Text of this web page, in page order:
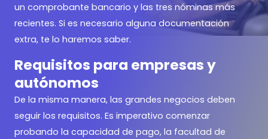
un comprobante bancario y las tres nóminas más
recientes. Si es necesario alguna documentación
extra, te lo haremos saber.
Requisitos para empresas y
autónomos
De la misma manera, las grandes negocios deben
seguir los requisitos. Es imperativo comenzar
probando la capacidad de pago, la facultad de